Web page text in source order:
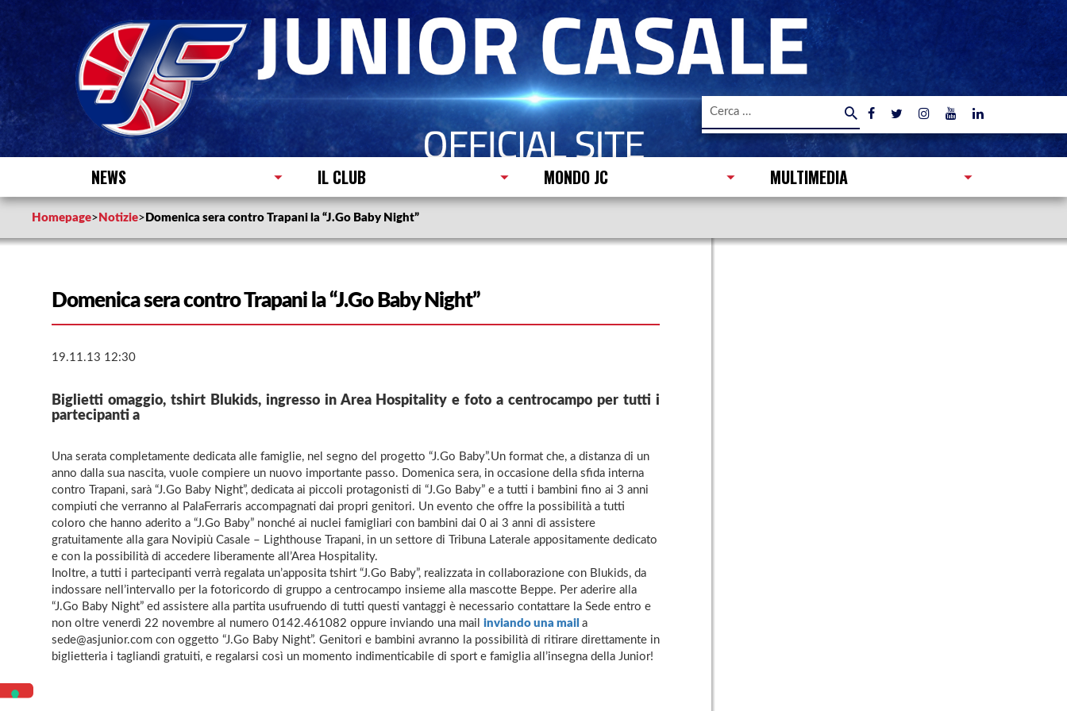
Ricerca
NEWS IL CLUB MONDO JC MULTIMEDIA
Homepage> Notizie> Domenica sera contro Trapani la “J.Go Baby Night”
Domenica sera contro Trapani la “J.Go Baby Night”
19.11.13 12:30
Biglietti omaggio, tshirt Blukids, ingresso in Area Hospitality e foto a centrocampo per tutti i
partecipanti a
Una serata completamente dedicata alle famiglie, nel segno del progetto “J.Go Baby”.Un format che, a distanza di un
anno dalla sua nascita, vuole compiere un nuovo importante passo. Domenica sera, in occasione della sfida interna
contro Trapani, sarà “J.Go Baby Night”, dedicata ai piccoli protagonisti di “J.Go Baby” e a tutti i bambini fino ai 3 anni
compiuti che verranno al PalaFerraris accompagnati dai propri genitori. Un evento che offre la possibilità a tutti
coloro che hanno aderito a “J.Go Baby” nonché ai nuclei famigliari con bambini dai 0 ai 3 anni di assistere
gratuitamente alla gara Novipiù Casale – Lighthouse Trapani, in un settore di Tribuna Laterale appositamente dedicato
e con la possibilità di accedere liberamente all’Area Hospitality.
Inoltre, a tutti i partecipanti verrà regalata un’apposita tshirt “J.Go Baby”, realizzata in collaborazione con Blukids, da
indossare nell’intervallo per la fotoricordo di gruppo a centrocampo insieme alla mascotte Beppe. Per aderire alla
“J.Go Baby Night” ed assistere alla partita usufruendo di tutti questi vantaggi è necessario contattare la Sede entro e
non oltre venerdì 22 novembre al numero 0142.461082 oppure inviando una mail inviando una mail a
sede@asjunior.com con oggetto “J.Go Baby Night”. Genitori e bambini avranno la possibilità di ritirare direttamente in
biglietteria i tagliandi gratuiti, e regalarsi così un momento indimenticabile di sport e famiglia all’insegna della Junior!